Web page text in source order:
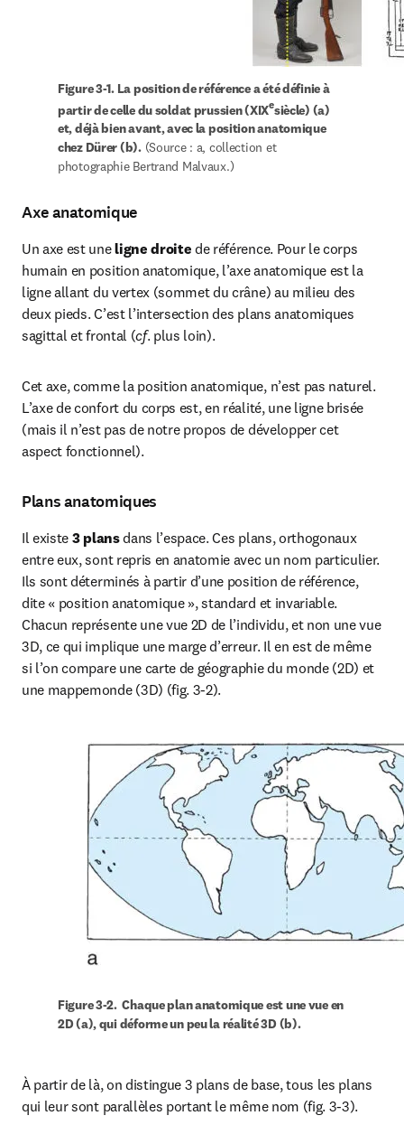
Figure 3-1. La position de référence a été définie à
partir de celle du soldat prussien (XIXesiècle) (a)
et, déjà bien avant, avec la position anatomique
chez Dürer (b). (Source : a, collection et
photographie Bertrand Malvaux.)
Axe anatomique
Un axe est une ligne droite de référence. Pour le corps
humain en position anatomique, l’axe anatomique est la
ligne allant du vertex (sommet du crâne) au milieu des
deux pieds. C’est l’intersection des plans anatomiques
sagittal et frontal (cf. plus loin).
Cet axe, comme la position anatomique, n’est pas naturel.
L’axe de confort du corps est, en réalité, une ligne brisée
(mais il n’est pas de notre propos de développer cet
aspect fonctionnel).
Plans anatomiques
Il existe 3 plans dans l’espace. Ces plans, orthogonaux
entre eux, sont repris en anatomie avec un nom particulier.
Ils sont déterminés à partir d’une position de référence,
dite « position anatomique », standard et invariable.
Chacun représente une vue 2D de l’individu, et non une vue
3D, ce qui implique une marge d’erreur. Il en est de même
si l’on compare une carte de géographie du monde (2D) et
une mappemonde (3D) (fig. 3-2).
Figure 3-2.  Chaque plan anatomique est une vue en
2D (a), qui déforme un peu la réalité 3D (b).
À partir de là, on distingue 3 plans de base, tous les plans
qui leur sont parallèles portant le même nom (fig. 3-3).